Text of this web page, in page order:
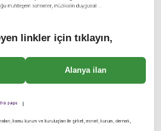
linkler için tıklayın,
Alanya ilan